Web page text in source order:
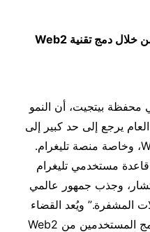
خلال دمج تقنية Web2
محفظة بيتجيت، أن النمو
يرجع إلى حد كبير إلى
الاندماج العميق مع منصات Web2، وخاصة منصة تليغرام.
مستخدمي تليغرام
وجذب جمهور عالمي
المشفرة.” ويُعد القضاء
على الحواجز الفنية في عملية دمج المستخدمين من Web2